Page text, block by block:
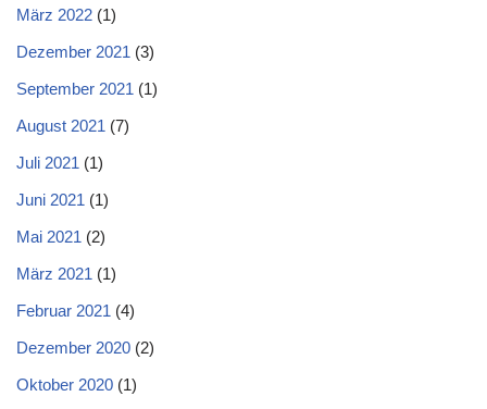
März 2022 (1)
Dezember 2021 (3)
September 2021 (1)
August 2021 (7)
Juli 2021 (1)
Juni 2021 (1)
Mai 2021 (2)
März 2021 (1)
Februar 2021 (4)
Dezember 2020 (2)
Oktober 2020 (1)